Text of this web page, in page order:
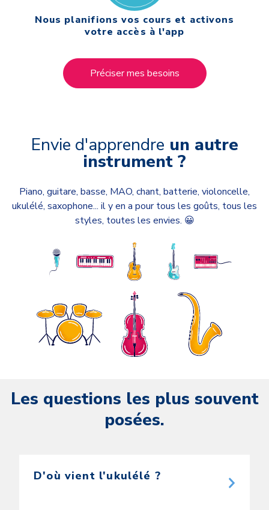
Nous planifions vos cours et activons
votre accès à l'app
Préciser mes besoins
Envie d'apprendre un autre
instrument ?
Piano, guitare, basse, MAO, chant, batterie, violoncelle,
ukulélé, saxophone... il y en a pour tous les goûts, tous les
styles, toutes les envies. 😀
Les questions les plus souvent
posées.
D'où vient l'ukulélé ?